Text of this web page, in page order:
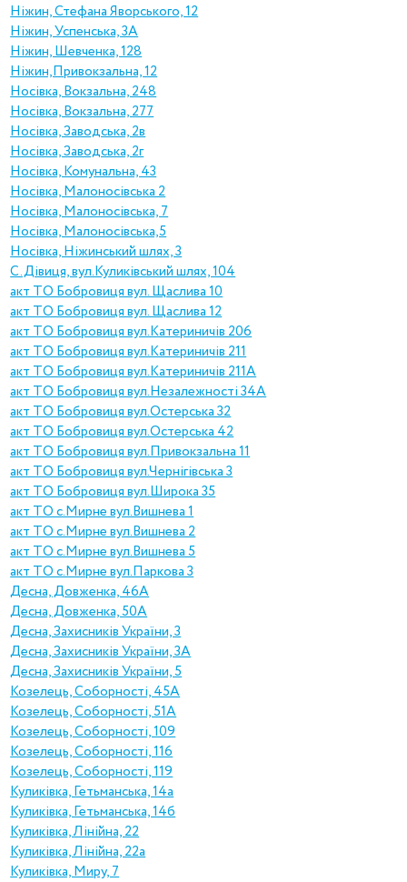
Ніжин, Стефана Яворського, 12
Ніжин, Успенська, 3А
Ніжин, Шевченка, 128
Ніжин,Привокзальна, 12
Носівка, Вокзальна, 248
Носівка, Вокзальна, 277
Носівка, Заводська, 2в
Носівка, Заводська, 2г
Носівка, Комунальна, 43
Носівка, Малоносівська 2
Носівка, Малоносівська, 7
Носівка, Малоносівська,5
Носівка, Ніжинський шлях, 3
С.Дівиця, вул.Куликівський шлях, 104
акт ТО Бобровиця вул. Щаслива 10
акт ТО Бобровиця вул. Щаслива 12
акт ТО Бобровиця вул.Катериничів 206
акт ТО Бобровиця вул.Катериничів 211
акт ТО Бобровиця вул.Катериничів 211А
акт ТО Бобровиця вул.Незалежності 34А
акт ТО Бобровиця вул.Остерська 32
акт ТО Бобровиця вул.Остерська 42
акт ТО Бобровиця вул.Привокзальна 11
акт ТО Бобровиця вул.Чернігівська 3
акт ТО Бобровиця вул.Широка 35
акт ТО с.Mирне вул.Вишнева 1
акт ТО с.Mирне вул.Вишнева 2
акт ТО с.Mирне вул.Вишнева 5
акт ТО с.Mирне вул.Паркова 3
Десна, Довженка, 46А
Десна, Довженка, 50А
Десна, Захисників України, 3
Десна, Захисників України, 3А
Десна, Захисників України, 5
Козелець, Соборності, 45А
Козелець, Соборності, 51А
Козелець, Соборності, 109
Козелець, Соборності, 116
Козелець, Соборності, 119
Куликiвка, Гетьманська, 14а
Куликiвка, Гетьманська, 14б
Куликiвка, Лінійна, 22
Куликiвка, Лінійна, 22а
Куликiвка, Миру, 7